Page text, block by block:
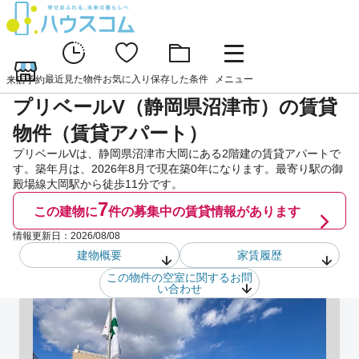
来店予約最近見た物件お気に入り 保存した条件 メニュー
プリベールV（静岡県沼津市）の賃貸
物件（賃貸アパート）
プリベールVは、静岡県沼津市大岡にある2階建の賃貸アパートで
す。築年月は、2026年8月で現在築0年になります。最寄り駅の御
殿場線大岡駅から徒歩11分です。
この建物に7件の募集中の賃貸情報があります
情報更新日： 2026/08/08
建物概要
家賃履歴
この物件の空室に関するお問
い合わせ